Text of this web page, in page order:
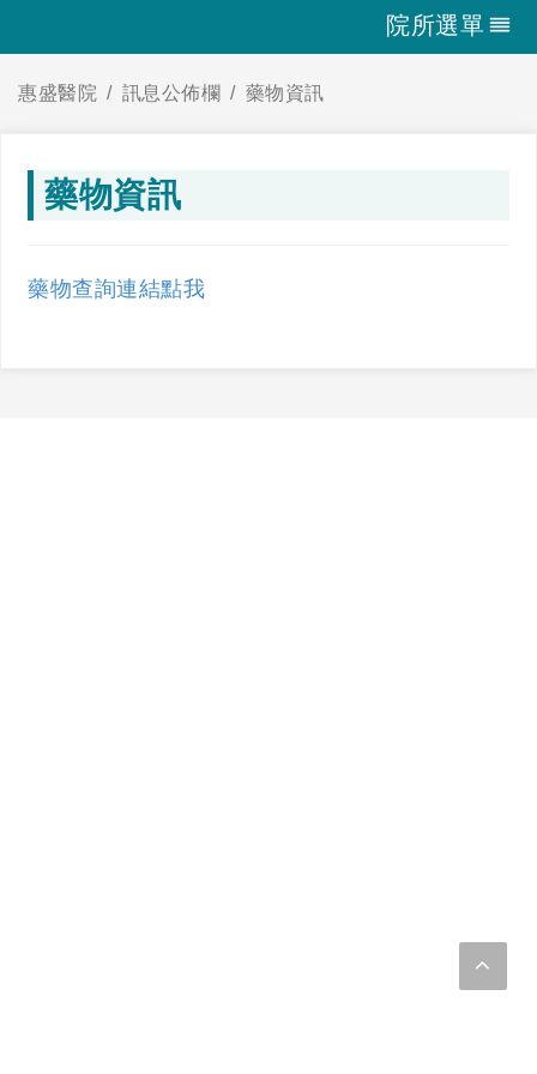
院所選單
惠盛醫院 訊息公佈欄 藥物資訊
藥物資訊
藥物查詢連結點我